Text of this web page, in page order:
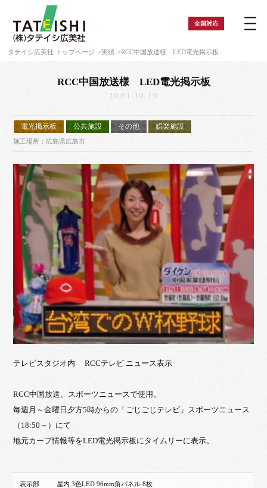
全国対応
タテイシ広美社 トップページ 実績 RCC中国放送様 LED電光掲示板
RCC中国放送様 LED電光掲示板
2001.10.19
電光掲示板 公共施設 その他 娯楽施設
施工場所：広島県広島市
テレビスタジオ内 RCCテレビ ニュース表示
RCC中国放送、スポーツニュースで使用。
毎週月～金曜日夕方5時からの「ごじごじテレビ」スポーツニュース
（18:50～）にて
地元カープ情報等をLED電光掲示板にタイムリーに表示。
表示部
屋内 3色LED 96mm角パネル 8枚